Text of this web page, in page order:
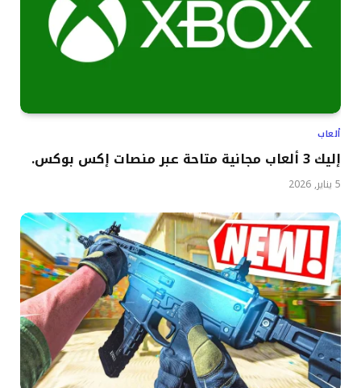
ألعاب
إليك 3 ألعاب مجانية متاحة عبر منصات إكس بوكس.
5 يناير, 2026